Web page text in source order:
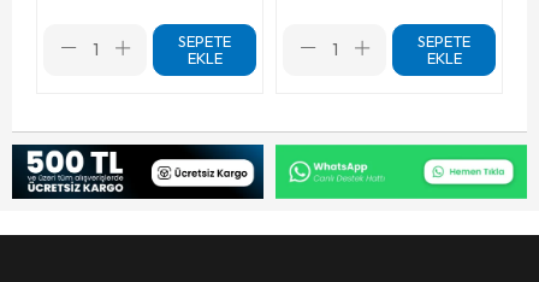
SEPETE
EKLE
SEPETE
EKLE